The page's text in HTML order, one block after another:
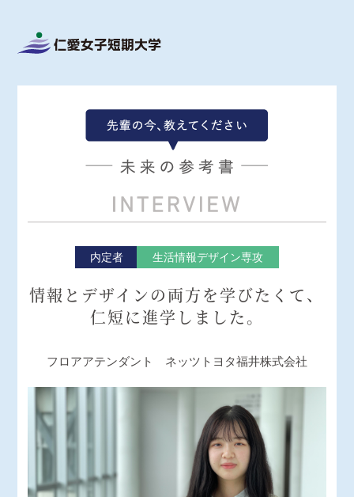
内定者 生活情報デザイン専攻
情報とデザインの両方を学びたくて、
仁短に進学しました。
フロアアテンダント ネッツトヨタ福井株式会社